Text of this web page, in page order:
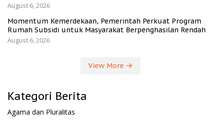
August 6, 2026
Momentum Kemerdekaan, Pemerintah Perkuat Program
Rumah Subsidi untuk Masyarakat Berpenghasilan Rendah
August 6, 2026
View More
Kategori Berita
Agama dan Pluralitas